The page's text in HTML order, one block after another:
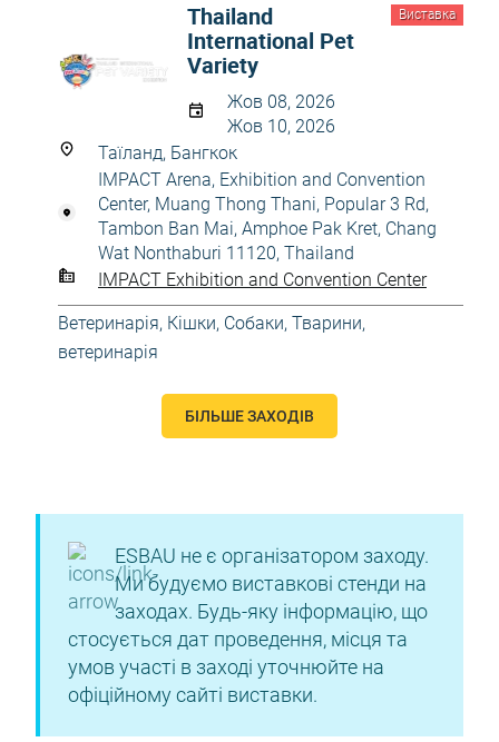
Виставка
Thailand
International Pet
Variety
Жов 08, 2026
Жов 10, 2026
Таїланд, Бангкок
IMPACT Arena, Exhibition and Convention
Center, Muang Thong Thani, Popular 3 Rd,
Tambon Ban Mai, Amphoe Pak Kret, Chang
Wat Nonthaburi 11120, Thailand
IMPACT Exhibition and Convention Center
Ветеринарія, Кішки, Собаки, Тварини,
ветеринарія
БІЛЬШЕ ЗАХОДІВ
ESBAU не є організатором заходу.
Ми будуємо виставкові стенди на
заходах. Будь-яку інформацію, що
стосується дат проведення, місця та
умов участі в заході уточнюйте на
офіційному сайті виставки.